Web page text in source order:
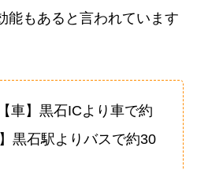
能もあると言われています
車】黒石ICより車で約
黒石駅よりバスで約30